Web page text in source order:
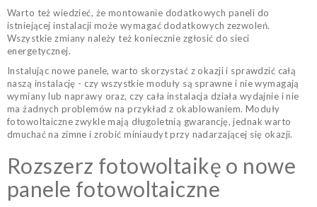
Warto też wiedzieć, że montowanie dodatkowych paneli do
istniejącej instalacji może wymagać dodatkowych zezwoleń.
Wszystkie zmiany należy też koniecznie zgłosić do sieci
energetycznej.
Instalując nowe panele, warto skorzystać z okazji i sprawdzić całą
naszą instalację - czy wszystkie moduły są sprawne i nie wymagają
wymiany lub naprawy oraz, czy cała instalacja działa wydajnie i nie
ma żadnych problemów na przykład z okablowaniem. Moduły
fotowoltaiczne zwykle mają długoletnią gwarancję, jednak warto
dmuchać na zimne i zrobić miniaudyt przy nadarzającej się okazji.
Rozszerz fotowoltaikę o nowe
panele fotowoltaiczne